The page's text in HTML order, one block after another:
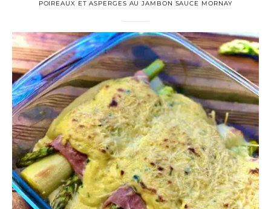
POIREAUX ET ASPERGES AU JAMBON SAUCE MORNAY